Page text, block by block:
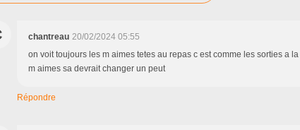
chantreau 20/02/2024 05:55
on voit toujours les m aimes tetes au repas c est comme les sorties a
m aimes sa devrait changer un peut
Répondre